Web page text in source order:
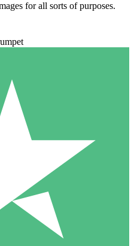
for all sorts of purposes.